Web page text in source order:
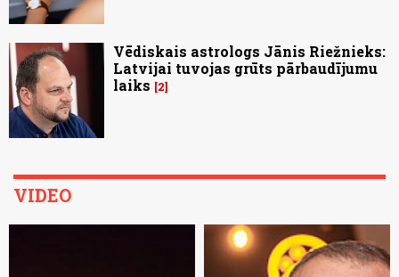
Vēdiskais astrologs Jānis Riežnieks:
Latvijai tuvojas grūts pārbaudījumu
laiks
2
VIDEO